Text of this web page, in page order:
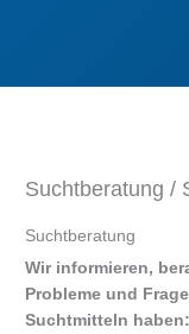
Suchtberatung /
Suchtberatung
Wir informieren,
Probleme und
Suchtmitteln haben: